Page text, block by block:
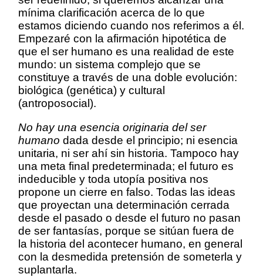
mínima clarificación acerca de lo que
estamos diciendo cuando nos referimos a él.
Empezaré con la afirmación hipotética de
que el ser humano es una realidad de este
mundo: un sistema complejo que se
constituye a través de una doble evolución:
biológica (genética) y cultural
(antroposocial).
No hay una esencia originaria del ser
humano dada desde el principio; ni esencia
unitaria, ni ser ahí sin historia. Tampoco hay
una meta final predeterminada; el futuro es
indeducible y toda utopía positiva nos
propone un cierre en falso. Todas las ideas
que proyectan una determinación cerrada
desde el pasado o desde el futuro no pasan
de ser fantasías, porque se sitúan fuera de
la historia del acontecer humano, en general
con la desmedida pretensión de someterla y
suplantarla.